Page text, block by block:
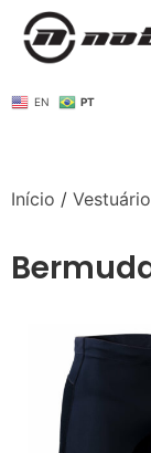
EN PT
Início /